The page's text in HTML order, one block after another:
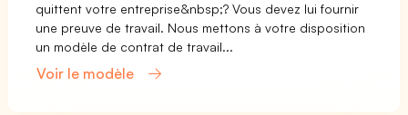
quittent votre entreprise&nbsp;? Vous devez lui fournir
une preuve de travail. Nous mettons à votre disposition
un modèle de contrat de travail...
Voir le modèle